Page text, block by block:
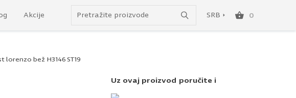
Akcije SRB 0
lorenzo bež H3146 ST19
Uz ovaj proizvod poručite i